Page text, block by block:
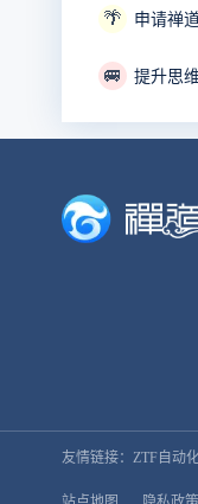
🌴 申请禅
🚐 提升思
友情链接： ZTF自动